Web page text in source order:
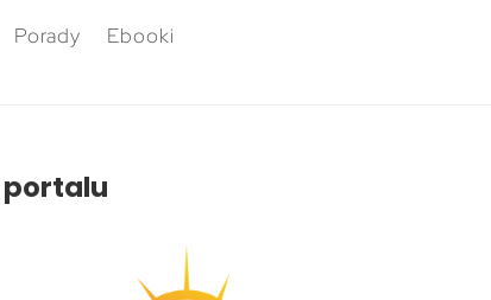
Porady Ebooki
portalu